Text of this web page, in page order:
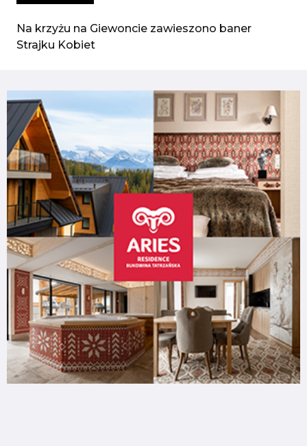
Na krzyżu na Giewoncie zawieszono baner
Strajku Kobiet